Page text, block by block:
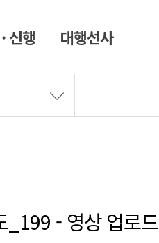
신행 대행선사
_199 - 영상 업로드